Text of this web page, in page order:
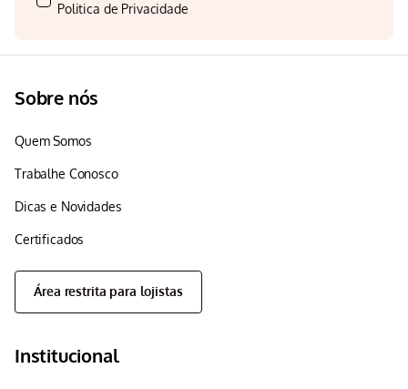
Politica de Privacidade
Sobre nós
Quem Somos
Trabalhe Conosco
Dicas e Novidades
Certificados
Área restrita para lojistas
Institucional